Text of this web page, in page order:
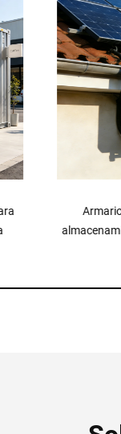
Armario